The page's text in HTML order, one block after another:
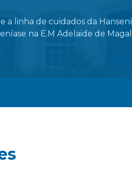
a linha de cuidados da
na E.M Adelaide de